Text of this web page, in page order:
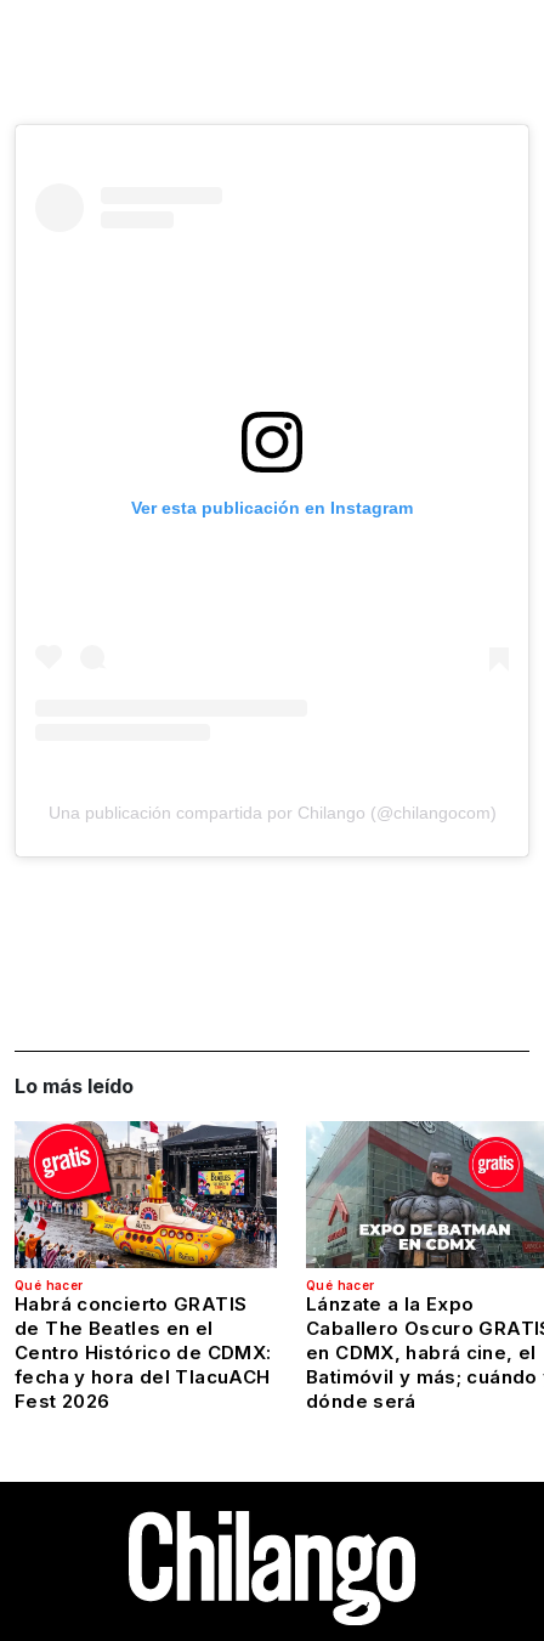
Ver esta publicación en Instagram
Una publicación compartida por Chilango (@chilangocom)
Lo más leído
Qué hacer
Habrá concierto GRATIS
de The Beatles en el
Centro Histórico de CDMX:
fecha y hora del TlacuACH
Fest 2026
Qué hacer
Lánzate a la Expo
Caballero Oscuro
en CDMX, habrá cine, el
Batimóvil y más; cuándo
dónde será